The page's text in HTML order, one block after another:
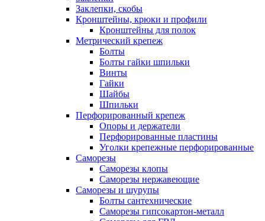
Заклепки, скобы
Кронштейны, крюки и профили
Кронштейны для полок
Метрический крепеж
Болты
Болты гайки шпильки
Винты
Гайки
Шайбы
Шпильки
Перфорированный крепеж
Опоры и держатели
Перфорированные пластины
Уголки крепежные перфорированные
Саморезы
Саморезы клопы
Саморезы нержавеющие
Саморезы и шурупы
Болты сантехнические
Саморезы гипсокартон-металл